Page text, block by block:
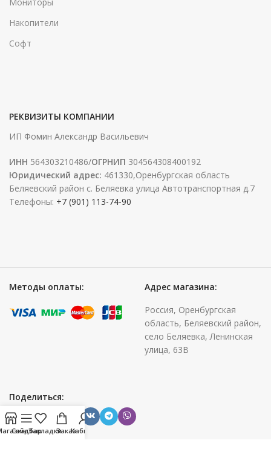
Мониторы
Накопители
Софт
РЕКВИЗИТЫ КОМПАНИИ
ИП Фомин Александр Васильевич
ИНН 564303210486/ОГРНИП 304564308400192
Юридический адрес: 461330,Оренбургская область
Беляевский район с. Беляевка улица Автотранспортная д.7
Телефоны: +7 (901) 113-74-90
Методы оплаты:
Адрес магазина:
Россия, Оренбургская
область, Беляевский район,
село Беляевка, Ленинская
улица, 63В
Поделиться:
СайдбарЗакладкиЗаказКабинет